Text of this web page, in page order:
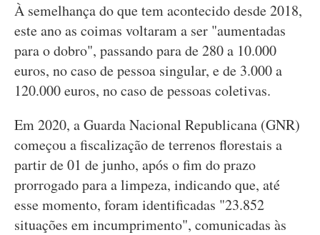
À semelhança do que tem acontecido desde 2018,
este ano as coimas voltaram a ser "aumentadas
para o dobro", passando para de 280 a 10.000
euros, no caso de pessoa singular, e de 3.000 a
120.000 euros, no caso de pessoas coletivas.
Em 2020, a Guarda Nacional Republicana (GNR)
começou a fiscalização de terrenos florestais a
partir de 01 de junho, após o fim do prazo
prorrogado para a limpeza, indicando que, até
esse momento, foram identificadas "23.852
situações em incumprimento", comunicadas às